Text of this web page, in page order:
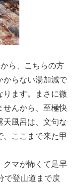
ら、こちらの方
からない湯加減で
ります。まさに微
せんから、至極快
天風呂は、文句な
ここまで来た甲
クマが怖くて足早
で登山道まで戻